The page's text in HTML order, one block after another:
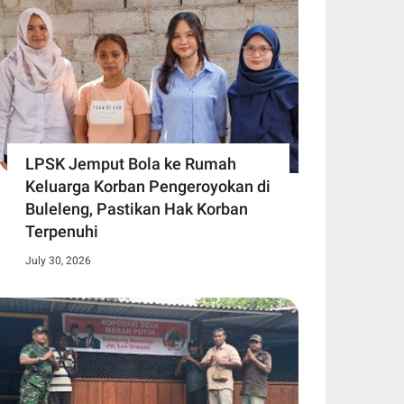
LPSK Jemput Bola ke Rumah
Keluarga Korban Pengeroyokan di
Buleleng, Pastikan Hak Korban
Terpenuhi
July 30, 2026